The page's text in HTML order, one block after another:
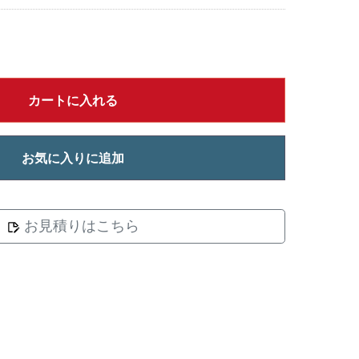
カートに入れる
お気に入りに追加
お見積りはこちら